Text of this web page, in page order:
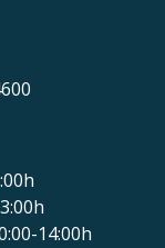
14:00h